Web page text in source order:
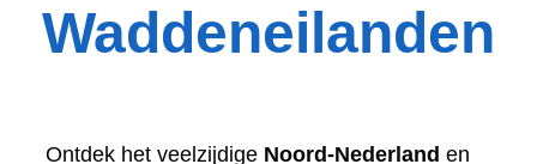
Waddeneilanden
Ontdek het veelzijdige Noord-Nederland en